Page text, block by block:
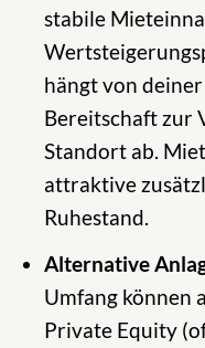
stabile
hängt von
Bereitschaft zur
Standort ab.
attraktive
Ruhestand.
Alternative
Umfang können
Private Equity